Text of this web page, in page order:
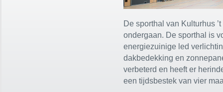
De sporthal van Kulturhus
ondergaan. De sporthal is
energiezuinige led
dakbedekking en
verbeterd en heeft er
een tijdsbestek van vier